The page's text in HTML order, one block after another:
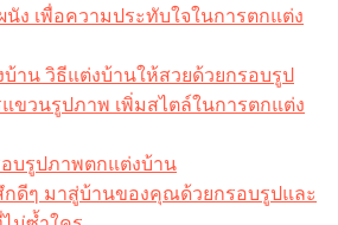
ง เพื่อความประทับใจในการตกแต่ง
าน วิธีแต่งบ้านให้สวยด้วยกรอบรูป
ขวนรูปภาพ เพิ่มสไตล์ในการตกแต่ง
บรูปภาพตกแต่งบ้าน
ดีๆ มาสู่บ้านของคุณด้วยกรอบรูปและ